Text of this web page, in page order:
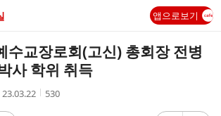
앱으로보기
수교장로회(고신) 총회장 전병
사 학위 취득
작
23.03.22
조
530